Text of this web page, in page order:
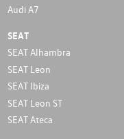
Audi A7
SEAT
SEAT Alhambra
SEAT Leon
SEAT Ibiza
SEAT Leon ST
SEAT Ateca